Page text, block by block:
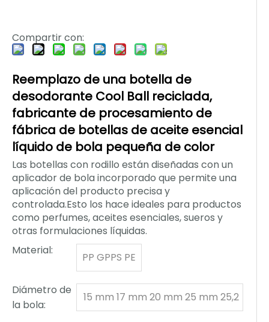
Compartir con:
Reemplazo de una botella de
desodorante Cool Ball reciclada,
fabricante de procesamiento de
fábrica de botellas de aceite esencial
líquido de bola pequeña de color
Las botellas con rodillo están diseñadas con un
aplicador de bola incorporado que permite una
aplicación del producto precisa y
controlada.Esto los hace ideales para productos
como perfumes, aceites esenciales, sueros y
otras formulaciones líquidas.
Material:
PP GPPS PE
Diámetro de
la bola:
15 mm 17 mm 20 mm 25 mm 25,2